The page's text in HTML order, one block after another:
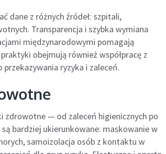
dane z różnych źródeł: szpitali,
Transparencja i szybka wymiana
międzynarodowymi pomagają
obejmują również współpracę z
ryzyka i zaleceń.
zdrowotne — od zaleceń higienicznych po
bardziej ukierunkowane: maskowanie w
samoizolacja osób z kontaktu w